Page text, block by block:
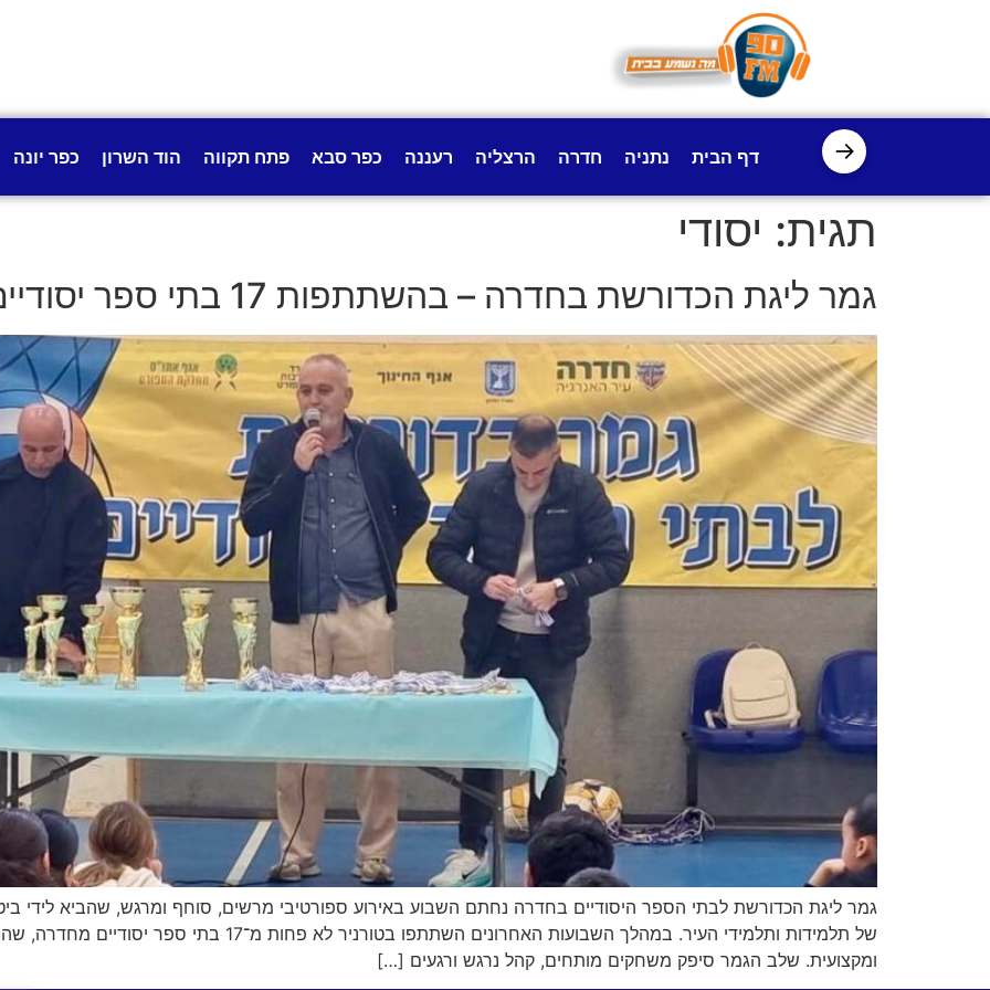
→ דף הבית נתניה חדרה הרצליה רעננה כפר סבא פתח תקווה הוד השרון כפר יונה
תגית: יסודי
גמר ליגת הכדורשת בחדרה – בהשתתפות 17 בתי ספר יסודיים מהעיר
גמר ליגת הכדורשת לבתי הספר היסודיים בחדרה נחתם השבוע באירוע ספורטיבי מרשים, סוחף ומרגש, שהביא לידי
של תלמידות ותלמידי העיר. במהלך השבועות האחרונים
ומקצועית. שלב הגמר סיפק משחקים מותחים, קהל נרגש ורגעים […]